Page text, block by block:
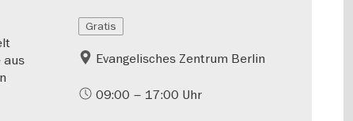
aus
Gratis
Evangelisches Zentrum Berlin
09:00 – 17:00 Uhr